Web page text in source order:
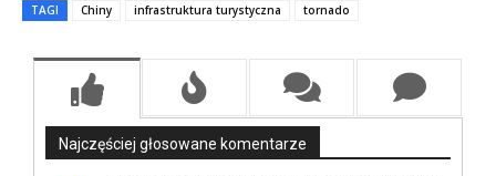
TAGI Chiny infrastruktura turystyczna tornado
Najczęściej głosowane komentarze